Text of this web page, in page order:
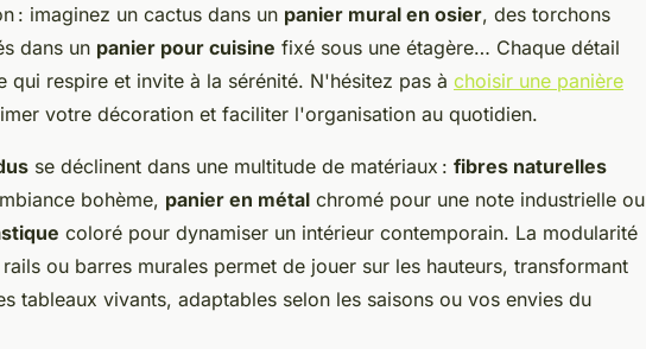
: imaginez un cactus dans un panier mural en osier, des torchons
dans un panier pour cuisine fixé sous une étagère… Chaque détail
qui respire et invite à la sérénité. N'hésitez pas à choisir une panière
votre décoration et faciliter l'organisation au quotidien.
se déclinent dans une multitude de matériaux : fibres naturelles
bohème, panier en métal chromé pour une note industrielle ou
coloré pour dynamiser un intérieur contemporain. La modularité
ou barres murales permet de jouer sur les hauteurs, transformant
tableaux vivants, adaptables selon les saisons ou vos envies du